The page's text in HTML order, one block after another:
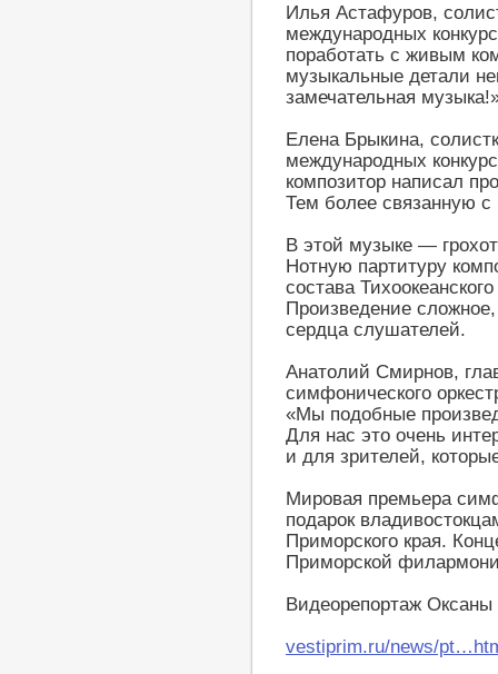
Илья Астафуров,
международных
поработать с живым
музыкальные детали
замечательная
Елена Брыкина,
международных
композитор написал
Тем более связанную
В этой музыке —
Нотную партитуру
состава
Произведение
сердца слушателей.
Анатолий Смирнов,
симфонического
«Мы подобные
Для нас это очень
и для зрителей,
Мировая премьера
подарок
Приморского края.
Приморской
Видеорепортаж
vestiprim.ru/news/